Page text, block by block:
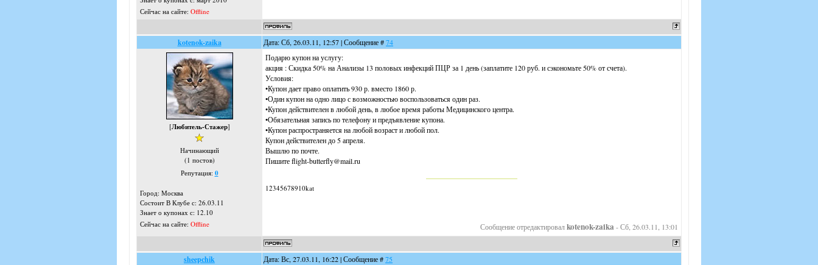
Сейчас на сайте: Offline
kotenok-zaika Дата: Сб, 26.03.11, 12:57 | Сообщение #74
[Любитель-Стажер]
Начинающий
(1 постов)
Репутация: 0
Город: Москва
Состоит В Клубе с: 26.03.11
Знает о купонах с: 12.10
Сейчас на сайте: Offline
Подарю купон на услугу:
акция : Скидка 50% на Анализы 13 половых инфекций ПЦР за 1 день (заплатите 120 руб. и сэкономьте 50% от счета).
Условия:
•Купон дает право оплатить 930 р. вместо 1860 р.
•Один купон на одно лицо с возможностью воспользоваться один раз.
•Купон действителен в любой день, в любое время работы Медицинского центра.
•Обязательная запись по телефону и предъявление купона.
•Купон распространяется на любой возраст и любой пол.
Купон действителен до 5 апреля.
Вышлю по почте.
Пишите flight-butterfly@mail.ru
12345678910kat
Сообщение отредактировалkotenok-zaika -Сб, 26.03.11, 13:01
sheepchik Дата: Вс, 27.03.11, 16:22 | Сообщение #75